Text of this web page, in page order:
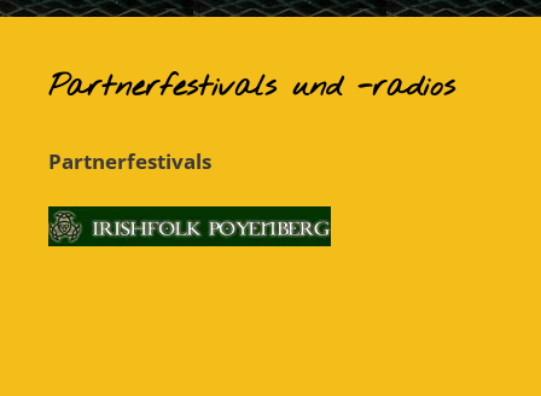
Partnerfestivals und -radios
Partnerfestivals